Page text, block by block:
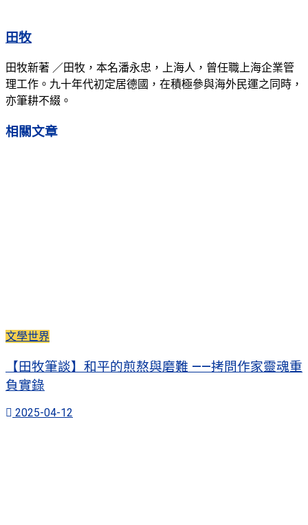
田牧
田牧新著 ／田牧，本名潘永忠，上海人，曾任職上海企業管
理工作。九十年代初定居德國，在積極參與海外民運之同時，
亦筆耕不綴。
相關文章
文學世界
【田牧筆談】和平的煎熬與磨難 ——拷問作家靈魂重
負實錄
2025-04-12